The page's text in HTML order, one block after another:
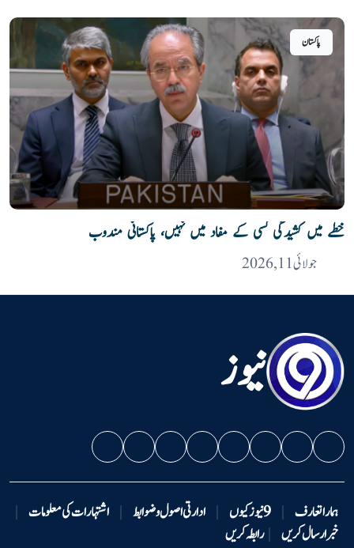
پاکستان
خطے میں کشیدگی کسی کے مفاد میں نہیں، پاکستانی مندوب
جولائی 11, 2026
نیوز
ہمارا تعارف | 9 نیوزکیوں | ادارتی اصول و ضوابط | اشتہارات کی معلومات |
خبر ارسال کریں | رابطہ کریں